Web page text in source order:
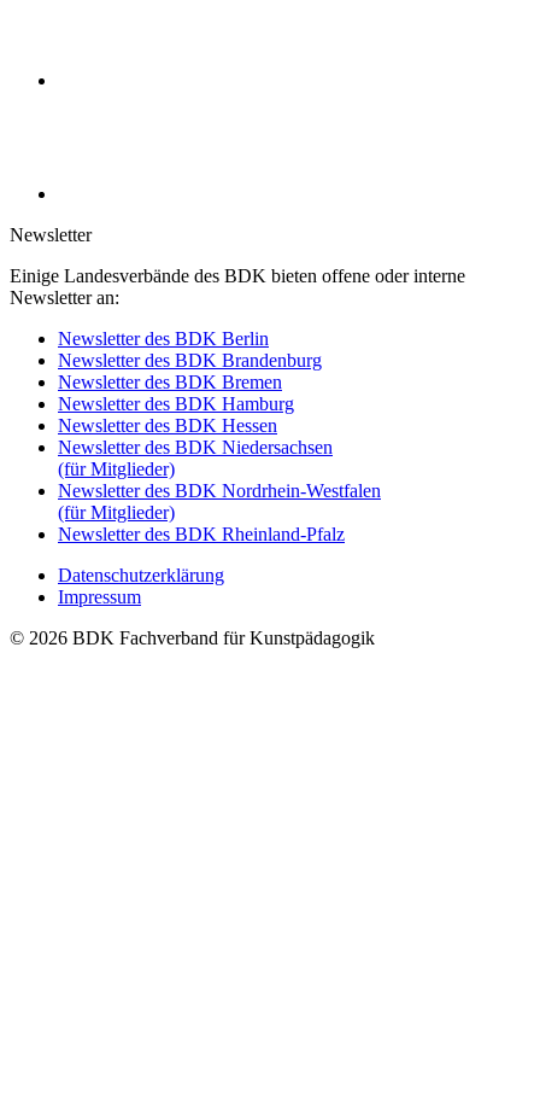
Newsletter
Einige Landesverbände des BDK bieten offene oder interne
Newsletter an:
Newsletter des BDK Berlin
Newsletter des BDK Brandenburg
Newsletter des BDK Bremen
Newsletter des BDK Hamburg
Newsletter des BDK Hessen
Newsletter des BDK Niedersachsen
(für Mitglieder)
Newsletter des BDK Nordrhein-Westfalen
(für Mitglieder)
Newsletter des BDK Rheinland-Pfalz
Datenschutzerklärung
Impressum
© 2026 BDK Fachverband für Kunstpädagogik